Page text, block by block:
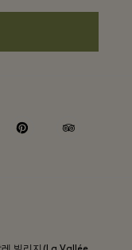
pinterest tripadvisor